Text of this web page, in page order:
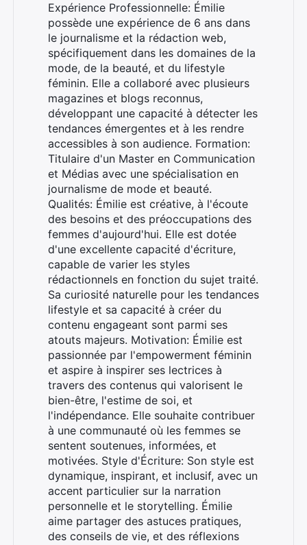
Expérience Professionnelle: Émilie
possède une expérience de 6 ans dans
le journalisme et la rédaction web,
spécifiquement dans les domaines de la
mode, de la beauté, et du lifestyle
féminin. Elle a collaboré avec plusieurs
magazines et blogs reconnus,
développant une capacité à détecter les
tendances émergentes et à les rendre
accessibles à son audience. Formation:
Titulaire d'un Master en Communication
et Médias avec une spécialisation en
journalisme de mode et beauté.
Qualités: Émilie est créative, à l'écoute
des besoins et des préoccupations des
femmes d'aujourd'hui. Elle est dotée
d'une excellente capacité d'écriture,
capable de varier les styles
rédactionnels en fonction du sujet traité.
Sa curiosité naturelle pour les tendances
lifestyle et sa capacité à créer du
contenu engageant sont parmi ses
atouts majeurs. Motivation: Émilie est
passionnée par l'empowerment féminin
et aspire à inspirer ses lectrices à
travers des contenus qui valorisent le
bien-être, l'estime de soi, et
l'indépendance. Elle souhaite contribuer
à une communauté où les femmes se
sentent soutenues, informées, et
motivées. Style d'Écriture: Son style est
dynamique, inspirant, et inclusif, avec un
accent particulier sur la narration
personnelle et le storytelling. Émilie
aime partager des astuces pratiques,
des conseils de vie, et des réflexions